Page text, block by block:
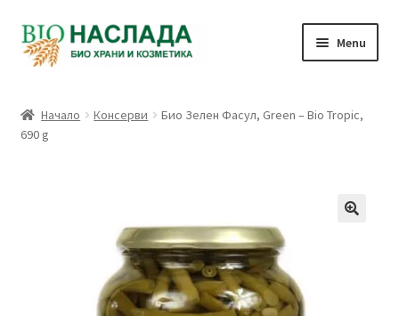
Skip
to
Skip
to
Menu
Количка
Начало Консерви
Био Зелен Фасул, Green – Bio Tropic,
690 g